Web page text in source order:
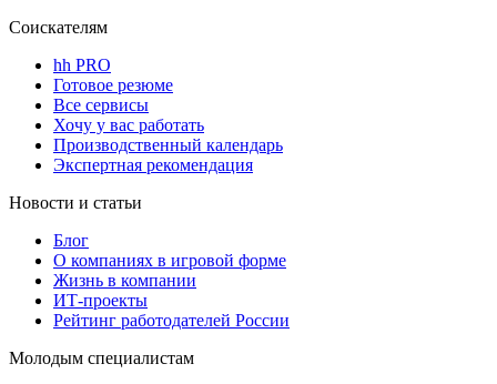
Соискателям
hh PRO
Готовое резюме
Все сервисы
Хочу у вас работать
Производственный календарь
Экспертная рекомендация
Новости и статьи
Блог
О компаниях в игровой форме
Жизнь в компании
ИТ-проекты
Рейтинг работодателей России
Молодым специалистам